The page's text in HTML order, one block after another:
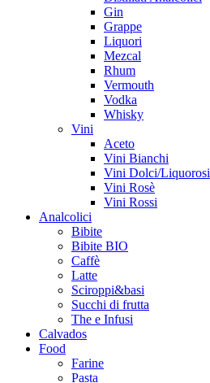
Gin
Grappe
Liquori
Mezcal
Rhum
Vermouth
Vodka
Whisky
Vini
Aceto
Vini Bianchi
Vini Dolci/Liquorosi
Vini Rosè
Vini Rossi
Analcolici
Bibite
Bibite BIO
Caffè
Latte
Sciroppi&basi
Succhi di frutta
The e Infusi
Calvados
Food
Farine
Pasta